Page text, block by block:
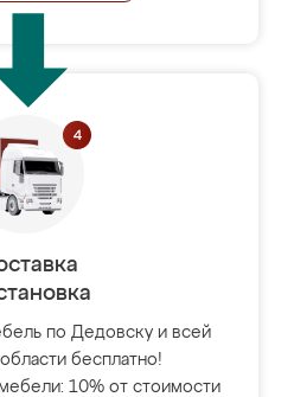
по Дедовску и всей
бесплатно!
10% от стоимости